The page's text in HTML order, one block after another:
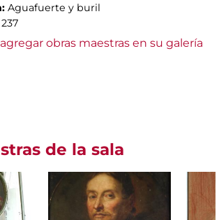
Aguafuerte y buril
obras maestras en su galería
de la sala